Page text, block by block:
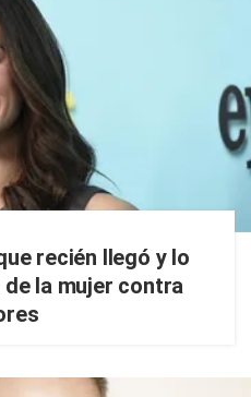
recién llegó y lo
la mujer contra